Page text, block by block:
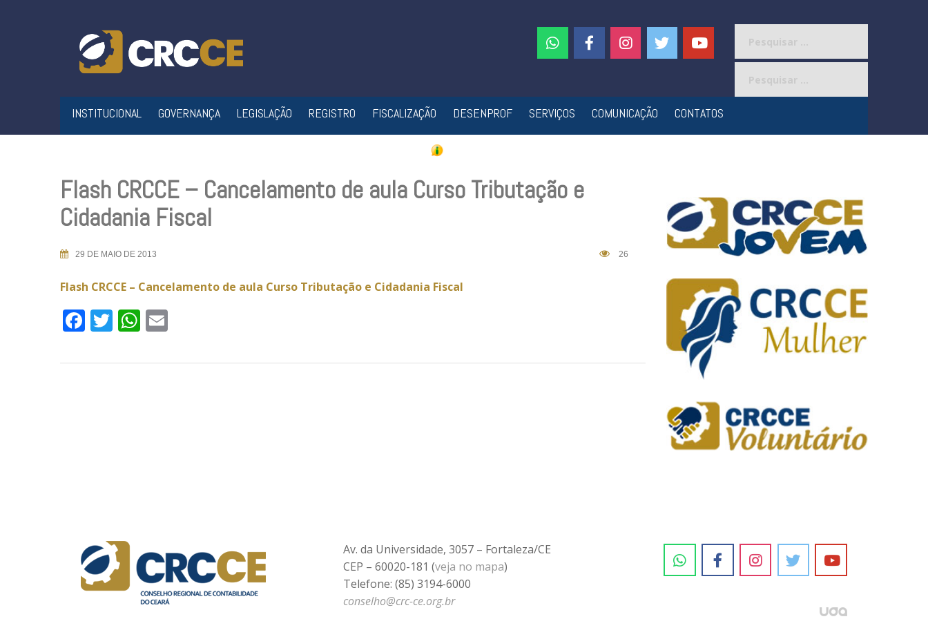
INSTITUCIONAL GOVERNANÇA LEGISLAÇÃO REGISTRO FISCALIZAÇÃO DESENPROF SERVIÇOS COMUNICAÇÃO CONTATOS
Flash CRCCE – Cancelamento de aula Curso Tributação e
Cidadania Fiscal
29 DE MAIO DE 2013 26
Flash CRCCE – Cancelamento de aula Curso Tributação e Cidadania Fiscal
Facebook
TwitterWhatsApp
Av. da Universidade, 3057 – Fortaleza/CE
CEP – 60020-181 (veja no mapa)
Telefone: (85) 3194-6000
conselho@crc-ce.org.br